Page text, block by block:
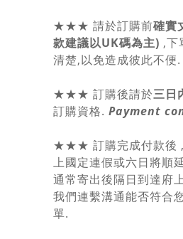
★★★ 請於訂購前確實
款建議以UK碼為主) ,下
清楚,以免造成彼此不便.
★★★ 訂購後請於三日
訂購資格. Payment
★★★ 訂購完成付款後 ,
上國定連假或六日將順
通常寄出後隔日到達府
我們連繫溝通能否符合
單.